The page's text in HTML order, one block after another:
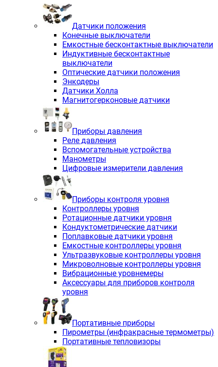
Датчики положения
Конечные выключатели
Емкостные бесконтактные выключатели
Индуктивные бесконтактные
выключатели
Оптические датчики положения
Энкодеры
Датчики Холла
Магнитогерконовые датчики
Приборы давления
Реле давления
Вспомогательные устройства
Манометры
Цифровые измерители давления
Приборы контроля уровня
Контроллеры уровня
Ротационные датчики уровня
Кондуктометрические датчики
Поплавковые датчики уровня
Емкостные контроллеры уровня
Ультразвуковые контроллеры уровня
Микроволновые контроллеры уровня
Вибрационные уровнемеры
Аксессуары для приборов контроля
уровня
Портативные приборы
Пирометры (инфракрасные термометры)
Портативные тепловизоры